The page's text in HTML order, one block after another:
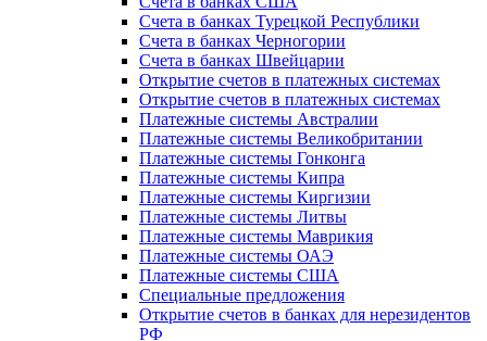
Счета в банках Турецкой Республики
Счета в банках Черногории
Счета в банках Швейцарии
Открытие счетов в платежных системах
Открытие счетов в платежных системах
Платежные системы Австралии
Платежные системы Великобритании
Платежные системы Гонконга
Платежные системы Кипра
Платежные системы Киргизии
Платежные системы Литвы
Платежные системы Маврикия
Платежные системы ОАЭ
Платежные системы США
Специальные предложения
Открытие счетов в банках для нерезидентов
РФ